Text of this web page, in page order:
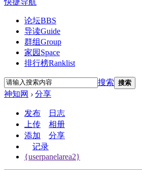
论坛BBS
导读Guide
群组Group
家园 Space
排行榜Ranklist
搜索 搜索
神知网 › 分享
发布
日志
上传
相册
添加
分享
记录
{userpanelarea2}